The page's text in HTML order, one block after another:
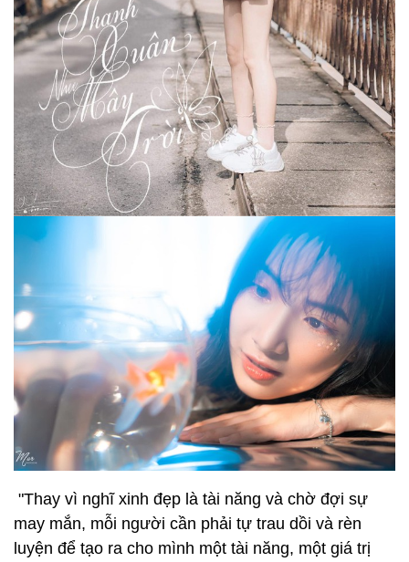
"Thay vì nghĩ xinh đẹp là tài năng và chờ đợi sự
may mắn, mỗi người cần phải tự trau dồi và rèn
luyện để tạo ra cho mình một tài năng, một giá trị